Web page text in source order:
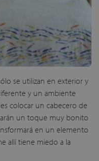
se utilizan en exterior y
y un ambiente
colocar un cabecero de
un toque muy bonito
en un elemento
allí tiene miedo a la